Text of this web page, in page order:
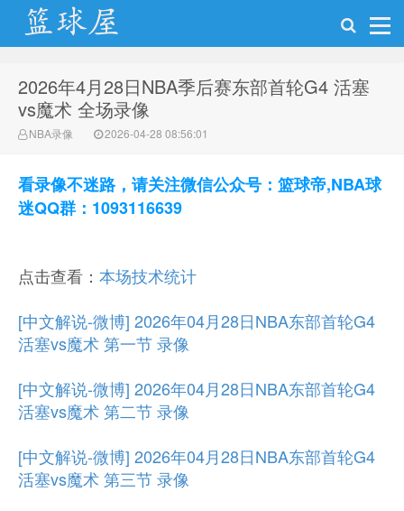
NBA录像网
2026年4月28日NBA季后赛东部首轮G4 活塞
vs魔术 全场录像
NBA录像 2026-04-28 08:56:01
看录像不迷路，请关注微信公众号：篮球帝,NBA球
迷QQ群：1093116639
点击查看： 本场技术统计
[中文解说-微博] 2026年04月28日NBA东部首轮G4
活塞vs魔术 第一节 录像
[中文解说-微博] 2026年04月28日NBA东部首轮G4
活塞vs魔术 第二节 录像
[中文解说-微博] 2026年04月28日NBA东部首轮G4
活塞vs魔术 第三节 录像